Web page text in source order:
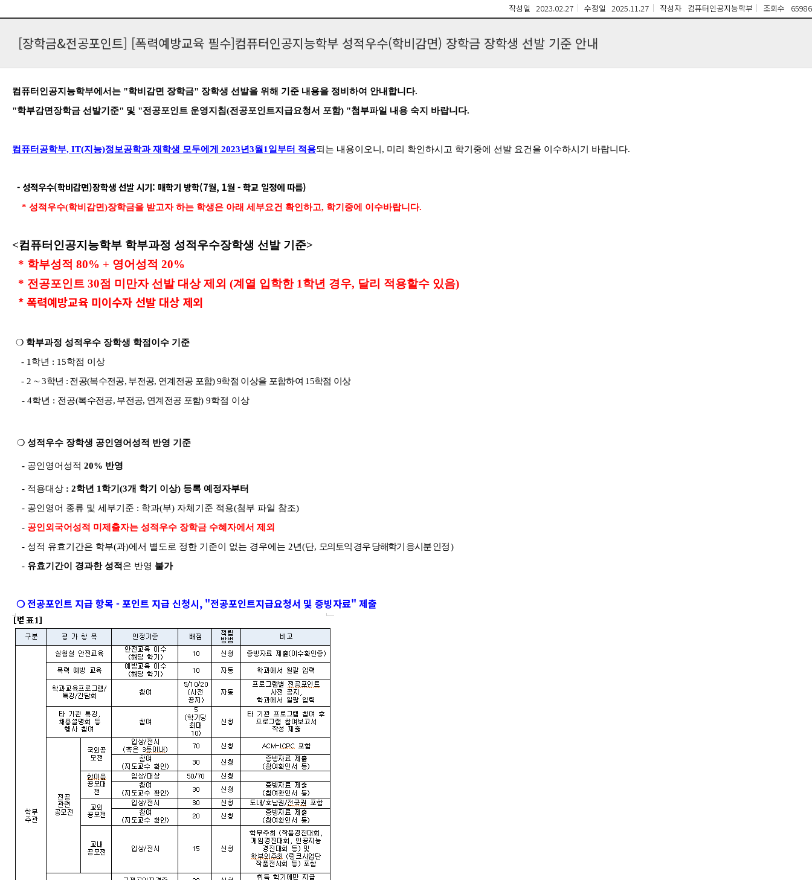
작성일 2023.02.27 수정일 2025.11.27 작성자 컴퓨터인공지능학부 조회수 65986
[장학금&전공포인트] [폭력예방교육 필수]컴퓨터인공지능학부 성적우수(학비감면) 장학금 장학생 선발 기준 안내
컴퓨터인공지능학부에서는 "학비감면 장학금" 장학생 선발을 위해 기준 내용을 정비하여 안내합니다.
"학부감면장학금 선발기준" 및 "전공포인트 운영지침(전공포인트지급요청서 포함) "첨부파일 내용 숙지 바랍니다.
컴퓨터공학부, IT(지능)정보공학과 재학생 모두에게 2023년3월1일부터 적용되는 내용이오니, 미리 확인하시고 학기중에 선발 요건을 이수하시기 바랍니다.
- 성적우수(학비감면)장학생 선발 시기: 매학기 방학(7월, 1월 - 학교 일정에 따름)
* 성적우수(학비감면)장학금을 받고자 하는 학생은 아래 세부요건 확인하고, 학기중에 이수바랍니다.
<컴퓨터인공지능학부 학부과정 성적우수장학생 선발 기준>
* 학부성적 80% + 영어성적 20%
* 전공포인트 30점 미만자 선발 대상 제외 (계열 입학한 1학년 경우, 달리 적용할수 있음)
* 폭력예방교육 미이수자 선발 대상 제외
❍ 학부과정 성적우수 장학생 학점이수 기준
- 1 학년 : 15학점 이상
- 2 ∼3학년 : 전공(복수전공, 부전공, 연계전공 포함) 9학점 이상을 포함하여 15학점 이상
- 4학년 : 전공(복수전공, 부전공, 연계전공 포함) 9학점 이상
❍ 성적우수 장학생 공인영어성적 반영 기준
- 공인영어성적 20% 반영
- 적용대상 : 2학년 1 학기 (3개 학기 이상) 등록 예정자부터
- 공인영어 종류 및 세부기준 : 학과(부) 자체기준 적용(첨부 파일 참조)
- 공인외국어성적 미제출자는 성적우수 장학금 수혜자에서 제외
- 성적 유효기간은 학부(과)에서 별도로 정한 기준이 없는 경우에는 2년(단, 모의토익 경우 당해학기 응시분 인정 )
- 유효기간이 경과한 성적은 반영 불가
❍ 전공포인트 지급 항목 - 포인트 지급 신청시, "전공포인트지급요청서 및 증빙자료" 제출